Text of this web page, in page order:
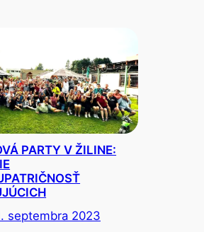
PARTY V ŽILINE:
septembra 2023